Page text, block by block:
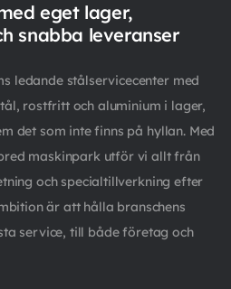
eget lager,
snabba leveranser
ledande stålservicecenter med
rostfritt och aluminium i lager,
det som inte finns på hyllan. Med
maskinpark utför vi allt från
och specialtillverkning efter
är att hålla branschens
service, till både företag och